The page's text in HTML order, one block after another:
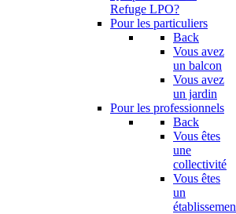
Refuge LPO?
Pour les particuliers
Back
Vous avez
un balcon
Vous avez
un jardin
Pour les professionnels
Back
Vous êtes
une
collectivité
Vous êtes
un